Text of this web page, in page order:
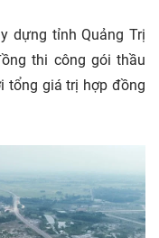
dựng tỉnh Quảng Trị
thi công gói thầu
tổng giá trị hợp đồng